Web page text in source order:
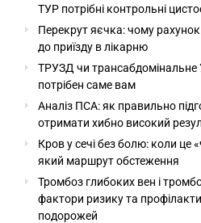
ТУР потрібні контрольні
Перекрут яєчка: чому
до приїзду в лікарню
ТРУЗД чи
потрібен саме вам
Аналіз ПСА: як правильно
отримати хибно високий
Кров у сечі без болю: коли це
який маршрут обстеження
Тромбоз глибоких вен і
фактори ризику та
подорожей